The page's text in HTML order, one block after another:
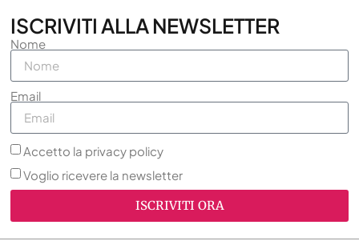
ISCRIVITI ALLA NEWSLETTER
Nome
Email
Accetto la privacy policy
Voglio ricevere la newsletter
ISCRIVITI ORA